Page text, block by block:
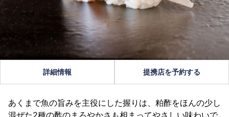
詳細情報 提携店を予約する
あくまで魚の旨みを主役にした握りは、粕酢をほんの少し
混ぜた2種の酢のまろやかさも相まってやさしい味わいで